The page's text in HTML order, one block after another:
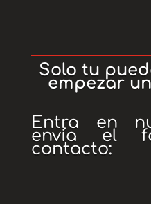
Solo tu
empezar
Entra en
envía el
contacto: